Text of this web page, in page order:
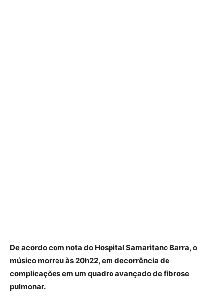
De acordo com nota do Hospital Samaritano Barra, o
músico morreu às 20h22, em decorrência de
complicações em um quadro avançado de fibrose
pulmonar.